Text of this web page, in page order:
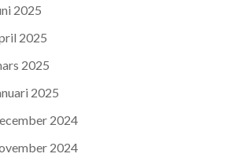
2025
2025
2025
2025
2024
2024